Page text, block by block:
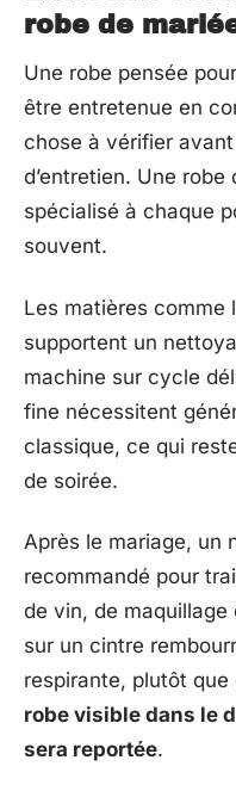
robe de
Une robe pensée
être entretenue en
chose à vérifier avant
d’entretien. Une
spécialisé à chaque
souvent.
Les matières comme
supportent un
machine sur cycle
fine nécessitent
classique, ce qui
de soirée.
Après le mariage, un
recommandé pour
de vin, de maquillage
sur un cintre
respirante, plutôt
robe visible dans le
sera reportée.